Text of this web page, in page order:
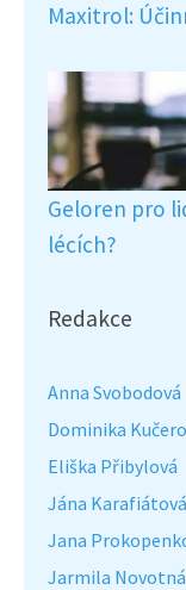
Maxitrol:
Geloren pro
lécích?
Redakce
Anna Svobodová
Dominika
Eliška Přibylová
Jána Karafiátová
Jana
Jarmila Novotná